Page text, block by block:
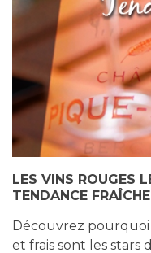
LES VINS ROUGES
TENDANCE
Découvrez pourquoi
et frais sont les stars